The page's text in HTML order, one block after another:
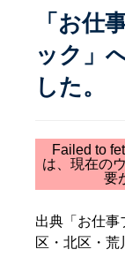
「お仕
ック」
した。
Failed to
は、現在の
要
出典「お仕事
区・北区・荒